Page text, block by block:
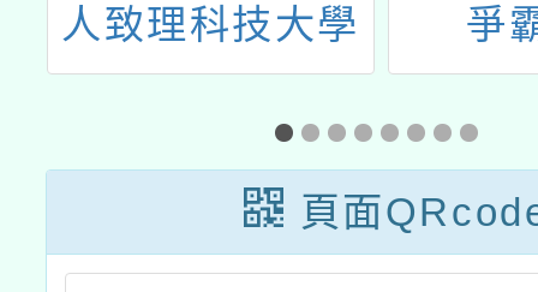
人致理科技大學
辦理2025年第2
次「國際越南語
能力認證檢定」
爭
頁面